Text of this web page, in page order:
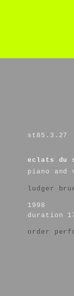
st85.3.27
eclats du
piano
ludger
1998
duration
order